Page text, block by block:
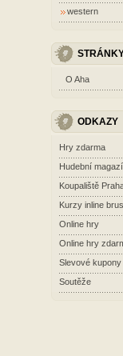
western
O Aha
ODKAZY
Hry zdarma
Hudební
Koupaliště
Kurzy inline
Online hry
Online hry
Slevové kupony
Soutěže